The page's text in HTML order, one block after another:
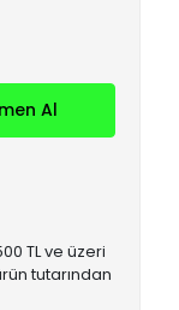
Al
TL ve üzeri
tutarından